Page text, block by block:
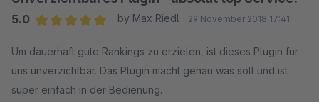
5.0
by Max Riedl 29 November 2018 17:41
Um dauerhaft gute Rankings zu erzielen, ist dieses Plugin für
uns unverzichtbar. Das Plugin macht genau was soll und ist
super einfach in der Bedienung.